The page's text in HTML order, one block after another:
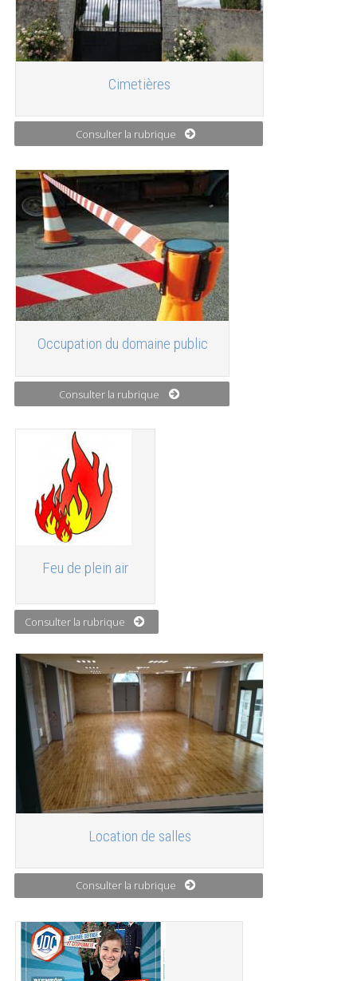
Cimetières
Consulter la rubrique
Occupation du domaine public
Consulter la rubrique
Feu de plein air
Consulter la rubrique
Location de salles
Consulter la rubrique